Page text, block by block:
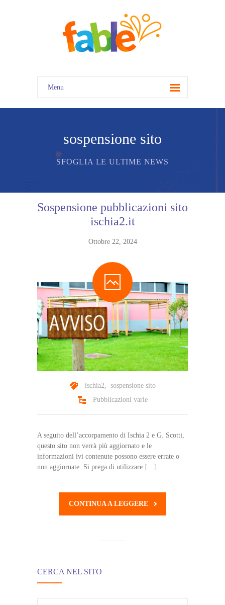
Menu
home
sospensione sito
SFOGLIA LE ULTIME NEWS
Sospensione pubblicazioni sito
ischia2.it
Ottobre 22, 2024
ischia2
sospensione sito
Pubblicazioni varie
A seguito dell’accorpamento di Ischia 2 e G. Scotti,
questo sito non verrà più aggiornato e le
informazioni ivi contenute possono essere errate o
non aggiornate. Si prega di utilizzare […]
CONTINUA A LEGGERE
CERCA NEL SITO